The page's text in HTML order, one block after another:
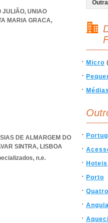
JULIÃO, UNIAO
MARIA GRACA,
DE ALMARGEM DO
SINTRA, LISBOA
n.e.
Micro
Hoteis
Porto